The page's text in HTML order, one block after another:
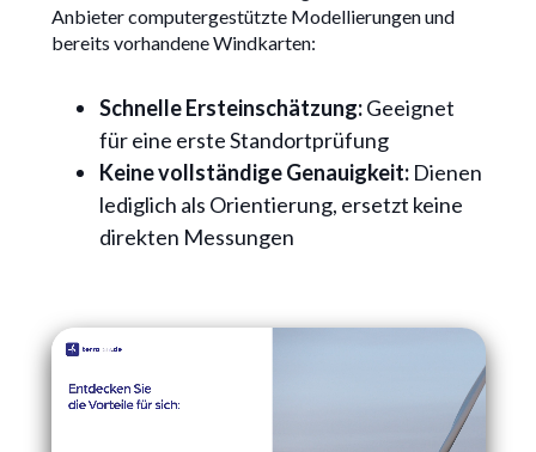
Anbieter computergestützte Modellierungen und
bereits vorhandene Windkarten:
Schnelle Ersteinschätzung:Geeignet
für eine erste Standortprüfung
Keine vollständige Genauigkeit:Dienen
lediglich als Orientierung, ersetzt keine
direkten Messungen